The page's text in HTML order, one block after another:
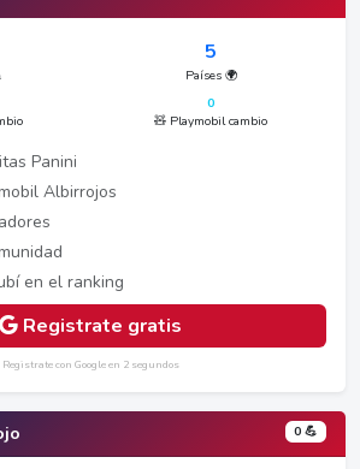
5
Países 🌍
0
🧸 Playmobil cambio
Panini
Albirrojos
en el ranking
Registrate gratis
Registrate con Google en 2 segundos
0 💪